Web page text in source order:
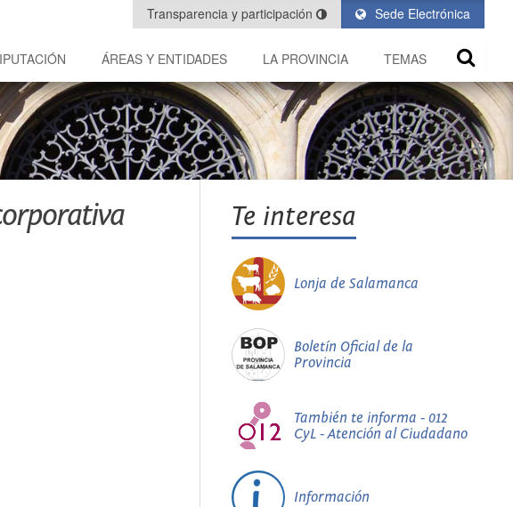
Sede Electrónica
Transparencia y participación
ÁREAS Y ENTIDADES LA PROVINCIA TEMAS
Te interesa
Lonja de Salamanca
Boletín Oficial de la
Provincia
También te informa - 012
CyL - Atención al Ciudadano
Información